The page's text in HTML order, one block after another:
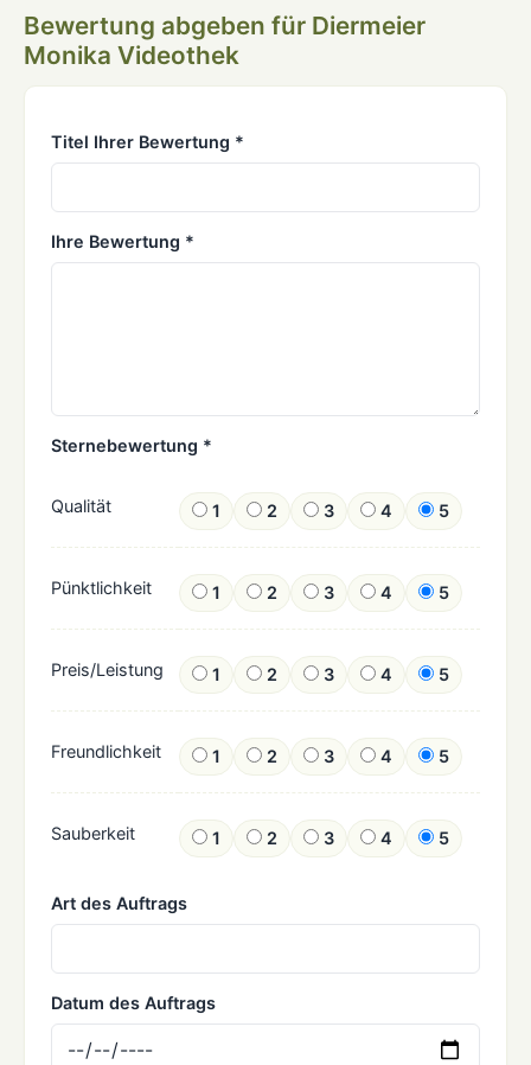
Bewertung abgeben für Diermeier
Monika Videothek
Titel Ihrer Bewertung *
Ihre Bewertung *
Sternebewertung *
Qualität 1 2 3 4 5
Pünktlichkeit 1 2 3 4 5
Preis/Leistung 1 2 3 4 5
Freundlichkeit 1 2 3 4 5
Sauberkeit 1 2 3 4 5
Art des Auftrags
Datum des Auftrags